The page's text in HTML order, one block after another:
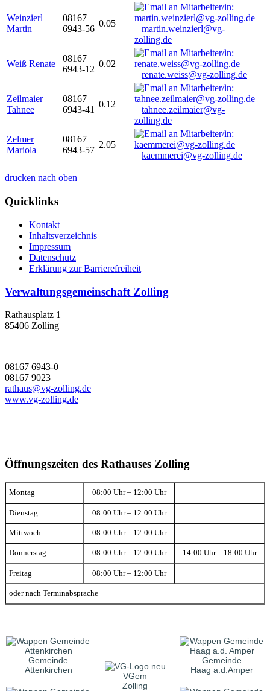
Weinzierl
Martin
08167
6943-56
0.05
martin.weinzierl@vg-
zolling.de
Weiß Renate
08167
6943-12
0.02
renate.weiss@vg-zolling.de
Zeilmaier
Tahnee
08167
6943-41
0.12
tahnee.zeilmaier@vg-
zolling.de
Zelmer
Mariola
08167
6943-57
2.05
kaemmerei@vg-zolling.de
drucken nach oben
Quicklinks
Kontakt
Inhaltsverzeichnis
Impressum
Datenschutz
Erklärung zur Barrierefreiheit
Verwaltungsgemeinschaft Zolling
Rathausplatz 1
85406 Zolling
08167 6943-0
08167 9023
rathaus@vg-zolling.de
www.vg-zolling.de
Öffnungszeiten des Rathauses Zolling
Montag 08:00 Uhr – 12:00 Uhr
Dienstag 08:00 Uhr – 12:00 Uhr
Mittwoch 08:00 Uhr – 12:00 Uhr
Donnerstag 08:00 Uhr – 12:00 Uhr 14:00 Uhr – 18:00 Uhr
Freitag 08:00 Uhr – 12:00 Uhr
oder nach Terminabsprache
Gemeinde
Attenkirchen
VGem
Zolling
Gemeinde
Haag a.d.Amper